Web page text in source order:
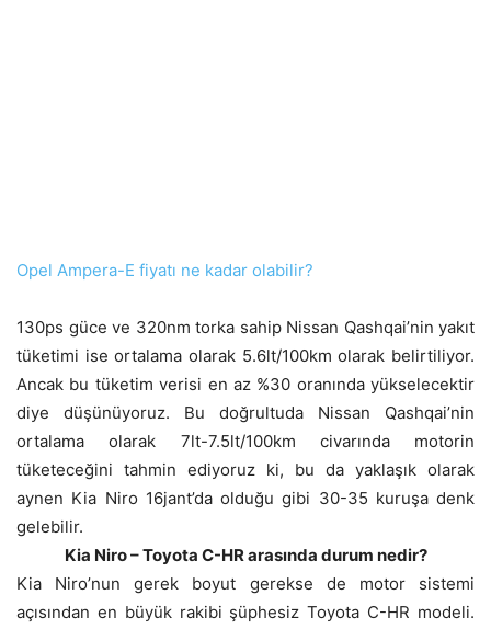
Opel Ampera-E fiyatı ne kadar olabilir?
130ps güce ve 320nm torka sahip Nissan Qashqai’nin yakıt
tüketimi ise ortalama olarak 5.6lt/100km olarak belirtiliyor.
Ancak bu tüketim verisi en az %30 oranında yükselecektir
diye düşünüyoruz. Bu doğrultuda Nissan Qashqai’nin
ortalama olarak 7lt-7.5lt/100km civarında motorin
tüketeceğini tahmin ediyoruz ki, bu da yaklaşık olarak
aynen Kia Niro 16jant’da olduğu gibi 30-35 kuruşa denk
gelebilir.
Kia Niro – Toyota C-HR arasında durum nedir?
Kia Niro’nun gerek boyut gerekse de motor sistemi
açısından en büyük rakibi şüphesiz Toyota C-HR modeli.